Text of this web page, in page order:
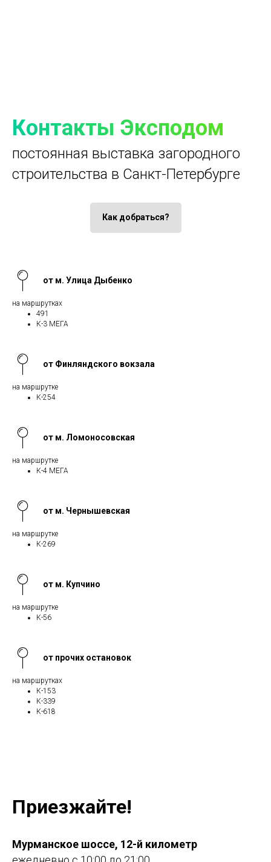
Контакты Эксподом
постоянная выставка загородного
строительства в Санкт-Петербурге
Как добраться?
от м. Улица Дыбенко
на маршрутках
491
К-3 МЕГА
от Финляндского вокзала
на маршрутке
К-254
от м. Ломоносовская
на маршрутке
К-4 МЕГА
от м. Чернышевская
на маршрутке
К-269
от м. Купчино
на маршрутке
К-56
от прочих остановок
на маршрутках
К-153
К-339
К-618
Приезжайте!
Мурманское шоссе, 12-й километр